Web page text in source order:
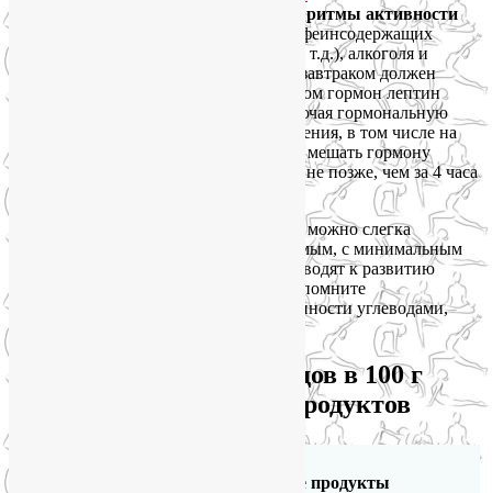
Восстановите нормальные суточные ритмы активности
ограничив потребление кофеинсодержащих
продуктов (кофе, чай, мате, кока-кола и т.д.), алкоголя и
сладостей. Интервал между ужином и завтраком должен
составлять не менее 11-12 часов. Вечером гормон лептин
производит настройку организма, включая гормональную
систему, на режим ночного восстановления, в том числе на
ускоренное сжигание жиров. Чтобы не мешать гормону
лептину делать свою работу, ужинайте не позже, чем за 4 часа
В крайнем случае, за пару часов до сна можно слегка
перекусить чем-нибудь легко усваиваемым, с минимальным
содержанием углеводов. Углеводы приводят к развитию
резистентности к гормону лептину! Запомните
классификацию продуктов по насыщенности углеводами,
Содержание углеводов в 100 г
съедобной части продуктов
Пищевые продукты